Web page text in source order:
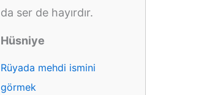
da ser de hayırdır.
Hüsniye
Rüyada mehdi ismini
görmek